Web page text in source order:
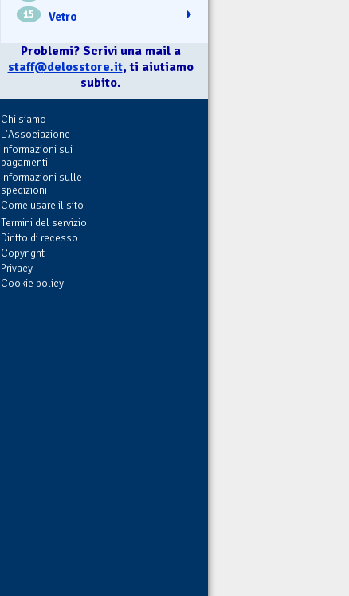
15 Vetro
Problemi? Scrivi una mail a
staff@delosstore.it, ti aiutiamo
subito.
Chi siamo
L'Associazione
Informazioni sui
pagamenti
Informazioni sulle
spedizioni
Come usare il sito
Termini del servizio
Diritto di recesso
Copyright
Privacy
Cookie policy